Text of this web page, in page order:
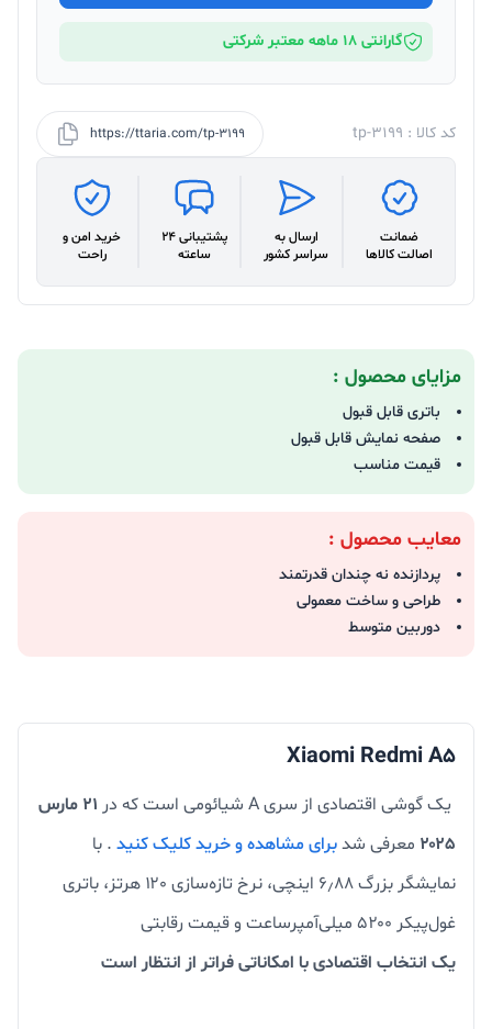
گارانتی 18 ماهه معتبر شرکتی
کد کالا : tp-3199 https://ttaria.com/tp-3199
ضمانت
اصالت کالاها
ارسال به
سراسر کشور
پشتیبانی 24
ساعته
خرید امن و
راحت
مزایای محصول :
باتری قابل قبول
صفحه نمایش قابل قبول
قیمت مناسب
معایب محصول :
پردازنده نه چندان قدرتمند
طراحی و ساخت معمولی
دوربین متوسط
Xiaomi Redmi A5
یک گوشی اقتصادی از سری A شیائومی است که در
21 مارس
۲۰۲۵ معرفی شدبرای مشاهده و خرید کلیک کنید . با
نمایشگر بزرگ ۶٫۸۸ اینچی، نرخ تازه‌سازی ۱۲۰ هرتز، باتری
غول‌پیکر ۵۲۰۰ میلی‌آمپرساعت و قیمت رقابتی
یک انتخاب اقتصادی با امکاناتی فراتر از انتظار است